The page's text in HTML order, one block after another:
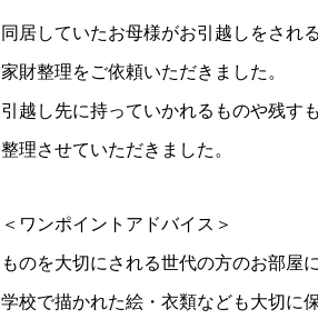
同居していたお母様がお引越しをされ
家財整理をご依頼いただきました。
引越し先に持っていかれるものや残す
整理させていただきました。
＜ワンポイントアドバイス＞
ものを大切にされる世代の方のお部屋
学校で描かれた絵・衣類なども大切に